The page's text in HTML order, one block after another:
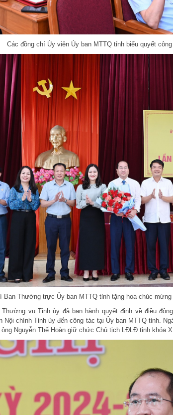
Các đồng chí Ủy viên Ủy ban MTTQ tỉnh biểu quyết
Ban Thường trực Ủy ban MTTQ tỉnh tặng hoa chúc mừng
vụ Tỉnh ủy đã ban hành quyết định về điều
chính Tỉnh ủy đến công tác tại Ủy ban MTTQ tỉnh.
ông Nguyễn Thế Hoàn giữ chức Chủ tịch LĐLĐ tỉnh khóa